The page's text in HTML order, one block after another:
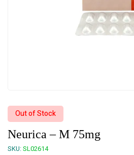
Out of Stock
Neurica – M 75mg
SKU:SL02614